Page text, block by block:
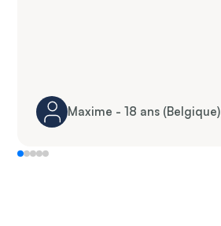
Maxime - 18 ans (Belgique)